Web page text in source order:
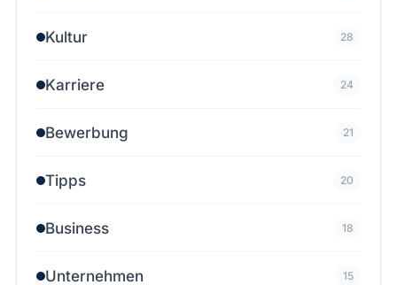
Kultur 28
Karriere 24
Bewerbung 21
Tipps 20
Business 18
Unternehmen 15